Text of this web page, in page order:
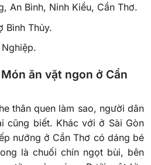
An Bình, Ninh Kiều, Cần Thơ.
Bình Thủy.
ăn vặt ngon ở Cần
thân quen làm sao, người dân
cũng biết. Khác với ở Sài Gòn
nướng ở Cần Thơ có dáng bé
là chuối chín ngọt bùi, bên